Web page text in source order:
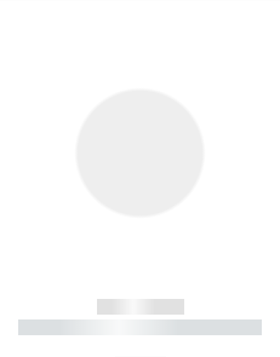
------------
----------- ----------- ----------